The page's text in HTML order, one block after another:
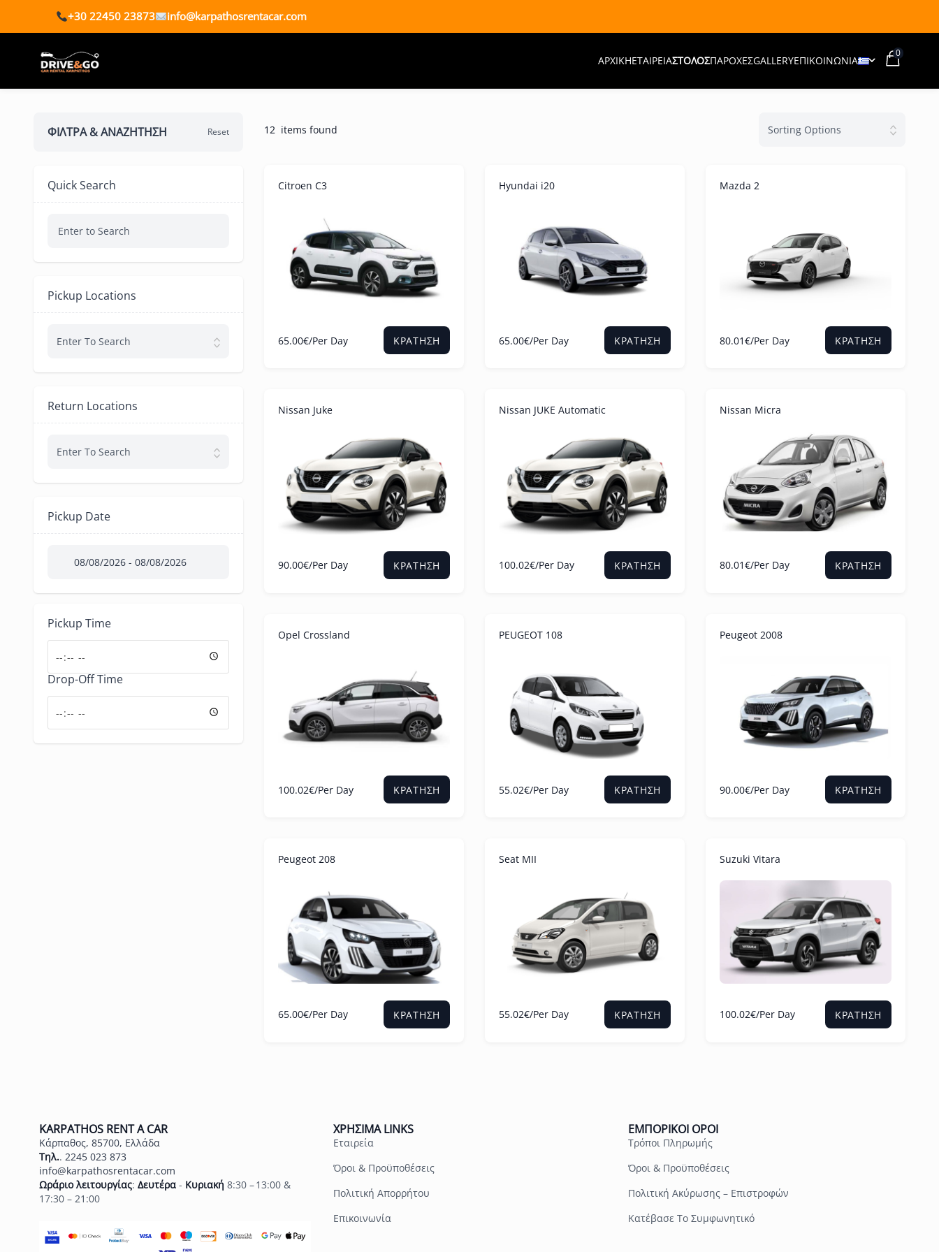
+30 22450 23873 info@karpathosrentacar.com
ΑΡΧΙΚΗΕΤΑΙΡΕΊΑΣΤΌΛΟΣΠΑΡΟΧΈΣGALLERYΕΠΙΚΟΙΝΩΝΙΑ
0
ΦΊΛΤΡΑ & ΑΝΑΖΉΤΗΣΗ Reset
Quick Search
Pickup Locations
Enter To Search
Return Locations
Enter To Search
Pickup Date
Pickup Time
Drop-Off Time
12 items found Sorting Options
Citroen C3
65.00€/Per Day ΚΡΆΤΗΣΗ
Hyundai i20
65.00€/Per Day ΚΡΆΤΗΣΗ
Mazda 2
80.01€/Per Day ΚΡΆΤΗΣΗ
Nissan Juke
90.00€/Per Day ΚΡΆΤΗΣΗ
Nissan JUKE Automatic
100.02€/Per Day ΚΡΆΤΗΣΗ
Nissan Micra
80.01€/Per Day ΚΡΆΤΗΣΗ
Opel Crossland
100.02€/Per Day ΚΡΆΤΗΣΗ
PEUGEOT 108
55.02€/Per Day ΚΡΆΤΗΣΗ
Peugeot 2008
90.00€/Per Day ΚΡΆΤΗΣΗ
Peugeot 208
65.00€/Per Day ΚΡΆΤΗΣΗ
Seat MII
55.02€/Per Day ΚΡΆΤΗΣΗ
Suzuki Vitara
100.02€/Per Day ΚΡΆΤΗΣΗ
KARPATHOS RENT A CAR
Κάρπαθος, 85700, Ελλάδα
Τηλ.. 2245 023 873
info@karpathosrentacar.com
Ωράριο λειτουργίας: Δευτέρα - Κυριακή 8:30 – 13:00 &
17:30 – 21:00
ΧΡΗΣΙΜΑ LINKS
Εταιρεία
Όροι & Προϋποθέσεις
Πολιτική Απορρήτου
Επικοινωνία
ΕΜΠΟΡΙΚΟΊ ΌΡΟΙ
Τρόποι Πληρωμής
Όροι & Προϋποθέσεις
Πολιτική Ακύρωσης – Επιστροφών
Κατέβασε Το Συμφωνητικό